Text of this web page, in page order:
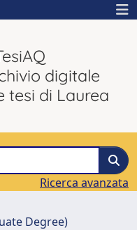
digitale
tesi di Laurea
Ricerca avanzata
Degree)